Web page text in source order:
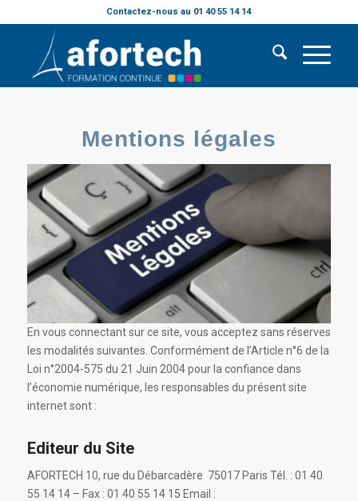
Contactez-nous au 01 40 55 14 14
Mentions légales
En vous connectant sur ce site, vous acceptez sans réserves
les modalités suivantes. Conformément de l’Article n°6 de la
Loi n°2004-575 du 21 Juin 2004 pour la confiance dans
l’économie numérique, les responsables du présent site
internet sont :
Editeur du Site
AFORTECH 10, rue du Débarcadère 75017 Paris Tél. : 01 40
55 14 14 – Fax : 01 40 55 14 15 Email :